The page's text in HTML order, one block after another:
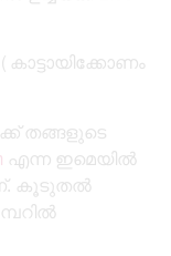
തങ്ങളുടെ
എന്ന ഇമെയിൽ
കൂടുതൽ